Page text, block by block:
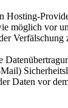
Hosting-
möglich vor
Verfälschung
Daten vor